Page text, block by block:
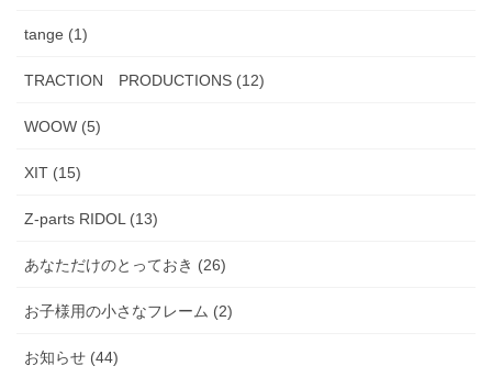
tange (1)
TRACTION PRODUCTIONS (12)
WOOW (5)
XIT (15)
Z-parts RIDOL (13)
あなただけのとっておき (26)
お子様用の小さなフレーム (2)
お知らせ (44)